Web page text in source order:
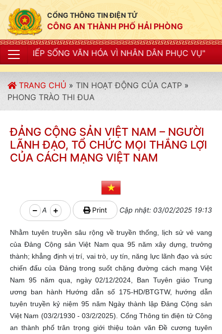
CỔNG THÔNG TIN ĐIỆN TỬ
CÔNG AN THÀNH PHỐ HẢI PHÒNG
VĂN HÓA VÌ NHÂN DÂN PHỤC VỤ"
TRANG CHỦ » TIN HOẠT ĐỘNG CỦA CATP »
PHONG TRÀO THI ĐUA
ĐẢNG CỘNG SẢN VIỆT NAM – NGƯỜI
LÃNH ĐẠO, TỔ CHỨC MỌI THẮNG LỢI
CỦA CÁCH MẠNG VIỆT NAM
A Print Cập nhật: 03/02/2025 19:13
Nhằm tuyên truyền sâu rộng về truyền thống, lịch sử vẻ vang
của Đảng Cộng sản Việt Nam qua 95 năm xây dựng, trưởng
thành; khẳng định vị trí, vai trò, uy tín, năng lực lãnh đạo và sức
chiến đấu của Đảng trong suốt chặng đường cách mạng Việt
Nam 95 năm qua, ngày 02/12/2024, Ban Tuyên giáo Trung
ương ban hành Hướng dẫn số 175-HD/BTGTW, hướng dẫn
tuyên truyền kỷ niệm 95 năm Ngày thành lập Đảng Cộng sản
Việt Nam (03/2/1930 - 03/2/2025). Cổng Thông tin điện tử Công
an thành phố trân trọng giới thiệu toàn văn Đề cương tuyên